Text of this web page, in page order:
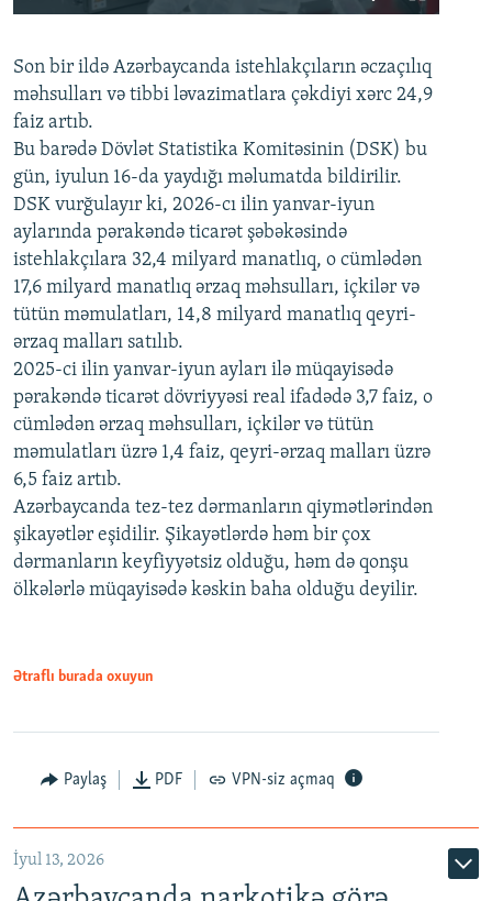
Auto 240p 360p 480p
720p 1080p
360p
480p
720p
1080p
Son bir ildə Azərbaycanda istehlakçıların əczaçılıq
məhsulları və tibbi ləvazimatlara çəkdiyi xərc 24,9
faiz artıb.
Bu barədə Dövlət Statistika Komitəsinin (DSK) bu
gün, iyulun 16-da yaydığı məlumatda bildirilir.
DSK vurğulayır ki, 2026-cı ilin yanvar-iyun
aylarında pərakəndə ticarət şəbəkəsində
istehlakçılara 32,4 milyard manatlıq, o cümlədən
17,6 milyard manatlıq ərzaq məhsulları, içkilər və
tütün məmulatları, 14,8 milyard manatlıq qeyri-
ərzaq malları satılıb.
2025-ci ilin yanvar-iyun ayları ilə müqayisədə
pərakəndə ticarət dövriyyəsi real ifadədə 3,7 faiz, o
cümlədən ərzaq məhsulları, içkilər və tütün
məmulatları üzrə 1,4 faiz, qeyri-ərzaq malları üzrə
6,5 faiz artıb.
Azərbaycanda tez-tez dərmanların qiymətlərindən
şikayətlər eşidilir. Şikayətlərdə həm bir çox
dərmanların keyfiyyətsiz olduğu, həm də qonşu
ölkələrlə müqayisədə kəskin baha olduğu deyilir.
Ətraflı burada oxuyun
Paylaş PDF VPN-siz açmaq
İyul 13, 2026